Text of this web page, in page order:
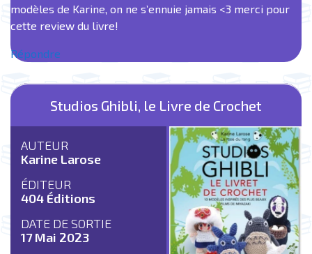
modèles de Karine, on ne s’ennuie jamais <3 merci pour
cette review du livre!
Répondre
Studios Ghibli, le Livre de Crochet
AUTEUR
Karine Larose
ÉDITEUR
404 Éditions
DATE DE SORTIE
17 Mai 2023